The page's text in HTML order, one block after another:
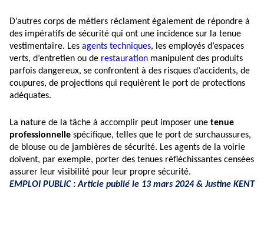
D’autres corps de métiers réclament également de répondre à
des impératifs de sécurité qui ont une incidence sur la tenue
vestimentaire. Les agents techniques, les employés d’espaces
verts, d’entretien ou de restauration manipulent des produits
parfois dangereux, se confrontent à des risques d’accidents, de
coupures, de projections qui requièrent le port de protections
adéquates.
La nature de la tâche à accomplir peut imposer une tenue
professionnelle spécifique, telles que le port de surchaussures,
de blouse ou de jambières de sécurité. Les agents de la voirie
doivent, par exemple, porter des tenues réfléchissantes censées
assurer leur visibilité pour leur propre sécurité.
EMPLOI PUBLIC : Article publié le 13 mars 2024 & Justine KENT